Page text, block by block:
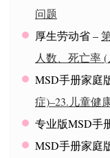
问题
厚生劳动省 –
人数、死亡率
MSD手册家庭
症)–23.儿童健
专业版MSD手
MSD手册家庭